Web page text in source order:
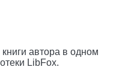
автора в одном
LibFox.